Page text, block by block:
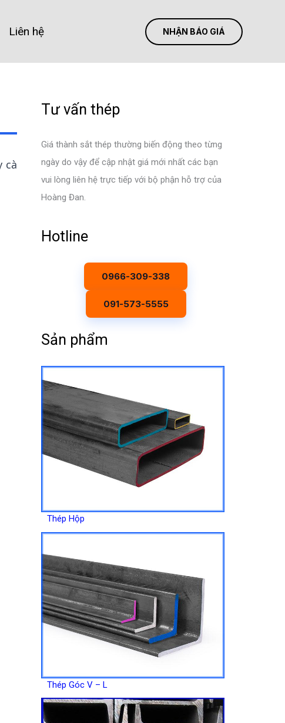
Liên hệ NHẬN BÁO GIÁ
cà
Tư vấn thép
Giá thành sắt thép thường biến động theo từng
ngày do vậy để cập nhật giá mới nhất các bạn
vui lòng liên hệ trực tiếp với bộ phận hỗ trợ của
Hoàng Đan.
Hotline
0966-309-338
091-573-5555
Sản phẩm
Thép Hộp
Thép Góc V – L